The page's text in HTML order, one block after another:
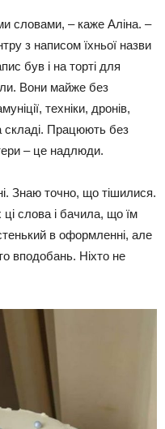
словами, – каже Аліна. –
з написом їхньої назви
був і на торті для
Вони майже без
техніки, дронів,
складі. Працюють без
– це надлюди.
Знаю точно, що тішилися.
слова і бачила, що їм
в оформленні, але
вподобань. Ніхто не